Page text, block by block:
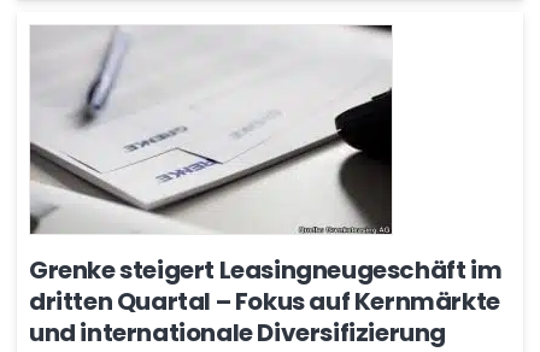
Grenke steigert Leasingneugeschäft im
dritten Quartal – Fokus auf Kernmärkte
und internationale Diversifizierung